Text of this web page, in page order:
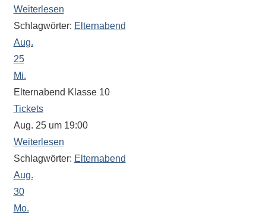
Weiterlesen
Schlagwörter: Elternabend
Aug.
25
Mi.
Elternabend Klasse 10
Tickets
Aug. 25 um 19:00
Weiterlesen
Schlagwörter: Elternabend
Aug.
30
Mo.